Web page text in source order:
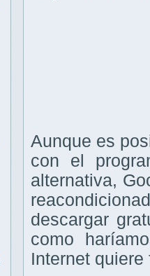
Aunque es
con el
alternativa,
descargar
como
Internet